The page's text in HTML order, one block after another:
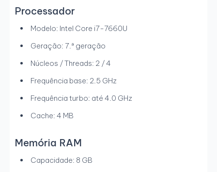
Processador
Modelo: Intel Core i7-7660U
Geração: 7.ª geração
Núcleos / Threads: 2 / 4
Frequência base: 2.5 GHz
Frequência turbo: até 4.0 GHz
Cache: 4 MB
Memória RAM
Capacidade: 8 GB